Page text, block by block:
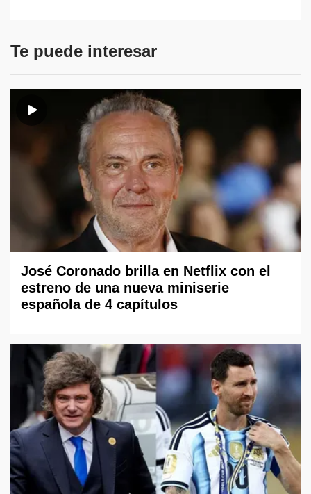
Te puede interesar
José Coronado brilla en Netflix con el
estreno de una nueva miniserie
española de 4 capítulos